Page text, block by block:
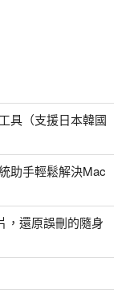
具（支援日本韓國
助手輕鬆解決Mac
，還原誤刪的隨身